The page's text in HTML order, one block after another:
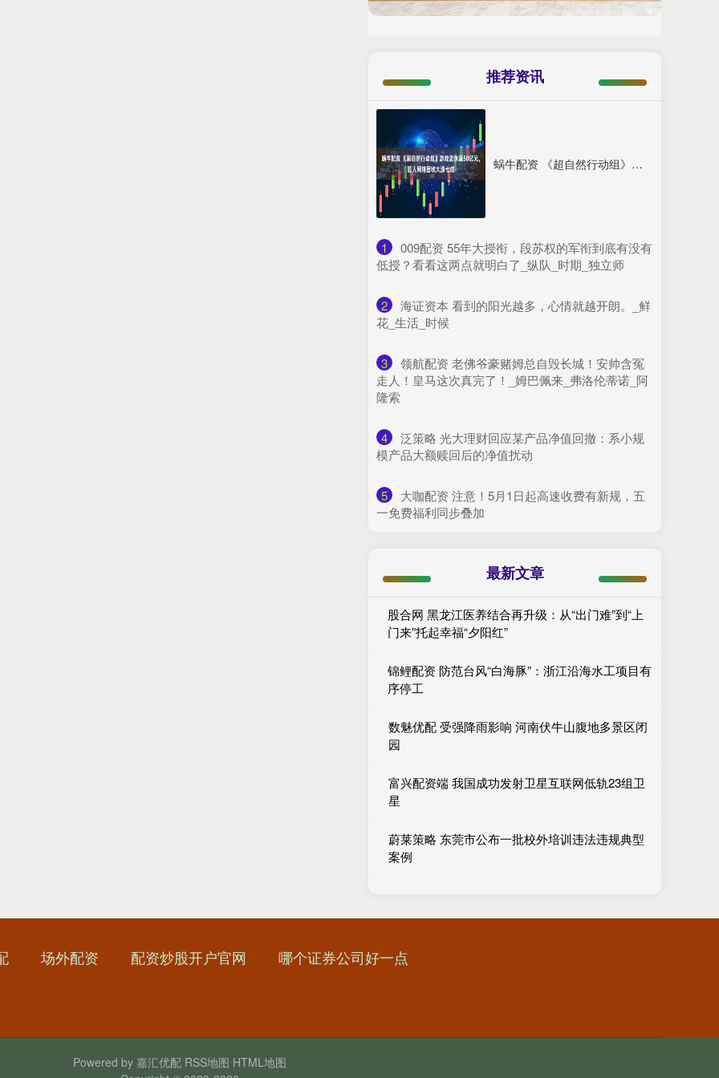
推荐资讯
蜗牛配资 《超自然行动组》游戏流水超50亿元，巨人网络营收大涨七成
1
​009配资 55年大授衔，段苏权的军衔到底有没有
低授？看看这两点就明白了_纵队_时期_独立师
2
​海证资本 看到的阳光越多，心情就越开朗。_鲜
花_生活_时候
3
​领航配资 老佛爷豪赌姆总自毁长城！安帅含冤
走人！皇马这次真完了！_姆巴佩来_弗洛伦蒂诺_阿
隆索
4
​泛策略 光大理财回应某产品净值回撤：系小规
模产品大额赎回后的净值扰动
5
​大咖配资 注意！5月1日起高速收费有新规，五
一免费福利同步叠加
最新文章
股合网 黑龙江医养结合再升级：从“出门难”到“上
门来”托起幸福“夕阳红”
锦鲤配资 防范台风“白海豚”：浙江沿海水工项目有
序停工
数魅优配 受强降雨影响 河南伏牛山腹地多景区闭
园
富兴配资端 我国成功发射卫星互联网低轨23组卫
星
蔚莱策略 东莞市公布一批校外培训违法违规典型
案例
场外配资 配资炒股开户官网 哪个证券公司好一点
Powered by 嘉汇优配 RSS地图 HTML地图